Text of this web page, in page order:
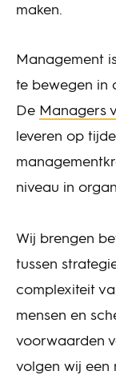
maken.
Management
te bewegen in
De Managers
leveren op
niveau in
Wij brengen
tussen
complexiteit
mensen en
voorwaarden
volgen wij een